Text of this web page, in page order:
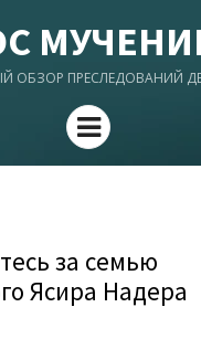
ОБЗОР ПРЕСЛЕДОВАНИЙ
Menu
за семью
Ясира Надера